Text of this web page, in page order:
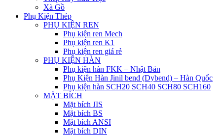
Xà Gồ
Phụ Kiện Thép
PHỤ KIỆN REN
Phụ kiện ren Mech
Phụ kiện ren K1
Phụ kiện ren giá rẻ
PHỤ KIỆN HÀN
Phụ kiện hàn FKK – Nhật Bản
Phụ Kiện Hàn Jinil bend (Dybend) – Hàn Quốc
Phụ kiện hàn SCH20 SCH40 SCH80 SCH160
MẶT BÍCH
Mặt bích JIS
Mặt bích BS
Mặt bích ANSI
Mặt bích DIN